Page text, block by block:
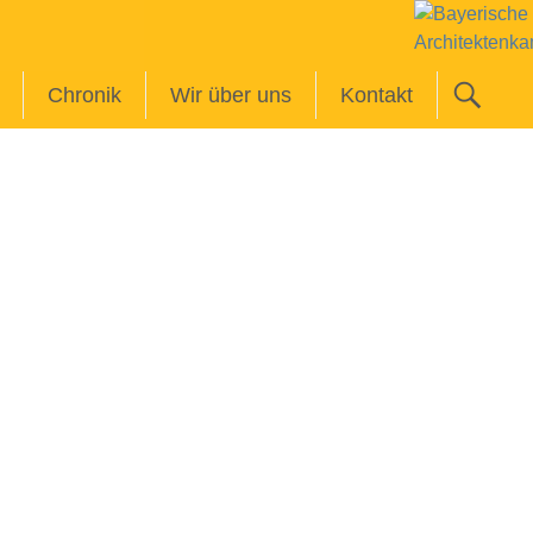
Chronik Wir über uns Kontakt